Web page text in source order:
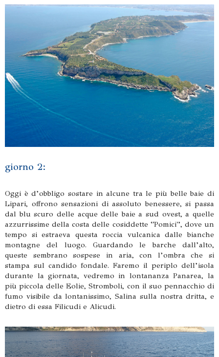
giorno 2:
Oggi è d’obbligo sostare in alcune tra le più belle baie di
Lipari, offrono sensazioni di assoluto benessere, si passa
dal blu scuro delle acque delle baie a sud ovest, a quelle
azzurrissime della costa delle cosiddette “Pomici”, dove un
tempo si estraeva questa roccia vulcanica dalle bianche
montagne del luogo. Guardando le barche dall’alto,
queste sembrano sospese in aria, con l’ombra che si
stampa sul candido fondale. Faremo il periplo dell’isola
durante la giornata, vedremo in lontananza Panarea, la
più piccola delle Eolie, Stromboli, con il suo pennacchio di
fumo visibile da lontanissimo, Salina sulla nostra dritta, e
dietro di essa Filicudi e Alicudi.